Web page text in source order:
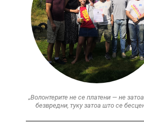
„Волонтерите не се платени — не
безвредни, туку затоа што се